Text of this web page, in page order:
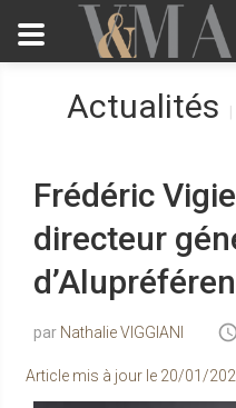
Actualités
Frédéric
directeur
Nathalie VIGGIANI
Article mis à jour le 20/01/